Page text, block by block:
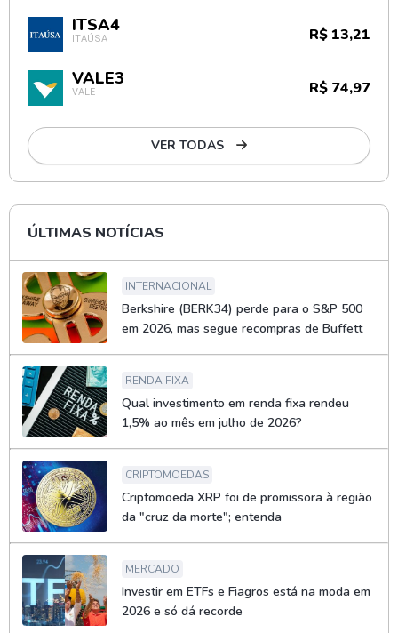
ITSA4
ITAÚSA R$ 13,21
VALE3
VALE R$ 74,97
VER TODAS
ÚLTIMAS NOTÍCIAS
INTERNACIONAL
Berkshire (BERK34) perde para o S&P 500
em 2026, mas segue recompras de Buffett
RENDA FIXA
Qual investimento em renda fixa rendeu
1,5% ao mês em julho de 2026?
CRIPTOMOEDAS
Criptomoeda XRP foi de promissora à região
da "cruz da morte"; entenda
MERCADO
Investir em ETFs e Fiagros está na moda em
2026 e só dá recorde